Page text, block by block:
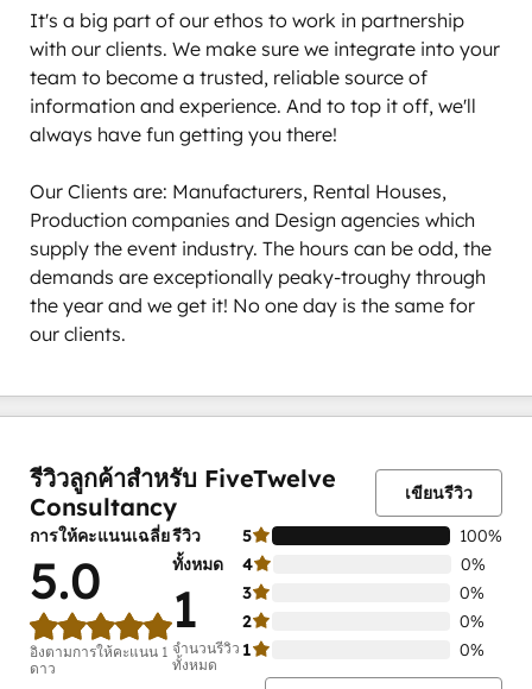
It's a big part of our ethos to work in partnership
with our clients. We make sure we integrate into your
team to become a trusted, reliable source of
information and experience. And to top it off, we'll
always have fun getting you there!
Our Clients are: Manufacturers, Rental Houses,
Production companies and Design agencies which
supply the event industry. The hours can be odd, the
demands are exceptionally peaky-troughy through
the year and we get it! No one day is the same for
our clients.
รีวิวลูกค้าสำหรับ FiveTwelve
Consultancy
เขียนรีวิว
การให้คะแนนเฉลี่ย
5.0
อิงตามการให้คะแนน 1
ดาว
รีวิว
ทั้งหมด
1
จำนวนรีวิว
ทั้งหมด
5
100%
4
0%
3
0%
2
0%
1
0%